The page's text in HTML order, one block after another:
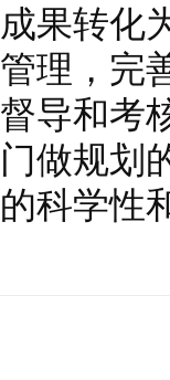
成果转化
管理，完
督导和考
门做规划
的科学性